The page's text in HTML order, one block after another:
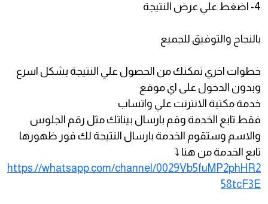
4- اضغط علي عرض النتيجة
بالنجاح والتوفيق للجميع
خطوات اخري تمكنك من الحصول علي النتيجة بشكل اسرع
وبدون الدخول على اي موقع
خدمة مكتبة الانترنت علي واتساب
فقط تابع الخدمة وقم بارسال بيناتك مثل رقم الجلوس
والاسم وستقوم الخدمة بارسال النتيجة لك فور ظهورها
تابع الخدمة من هنا ⤵️
https://whatsapp.com/channel/0029Vb5fuMP2phHR2
58tcF3E